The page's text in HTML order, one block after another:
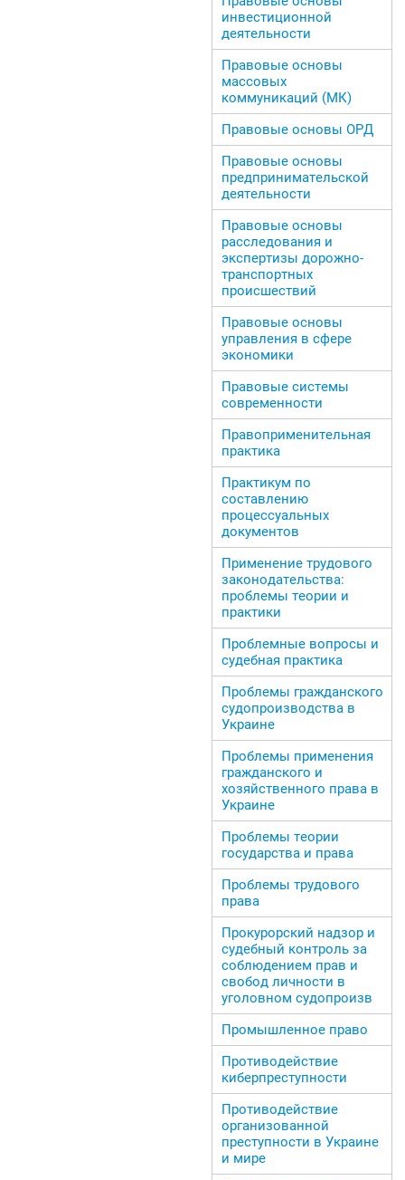
инвестиционной
деятельности
Правовые основы
массовых
коммуникаций (МК)
Правовые основы ОРД
Правовые основы
предпринимательской
деятельности
Правовые основы
расследования и
экспертизы дорожно-
транспортных
происшествий
Правовые основы
управления в сфере
экономики
Правовые системы
современности
Правоприменительная
практика
Практикум по
составлению
процессуальных
документов
Применение трудового
законодательства:
проблемы теории и
практики
Проблемные вопросы и
судебная практика
Проблемы гражданского
судопроизводства в
Украине
Проблемы применения
гражданского и
хозяйственного права в
Украине
Проблемы теории
государства и права
Проблемы трудового
права
Прокурорский надзор и
судебный контроль за
соблюдением прав и
свобод личности в
уголовном судопроизв
Промышленное право
Противодействие
киберпреступности
Противодействие
организованной
преступности в Украине
и мире